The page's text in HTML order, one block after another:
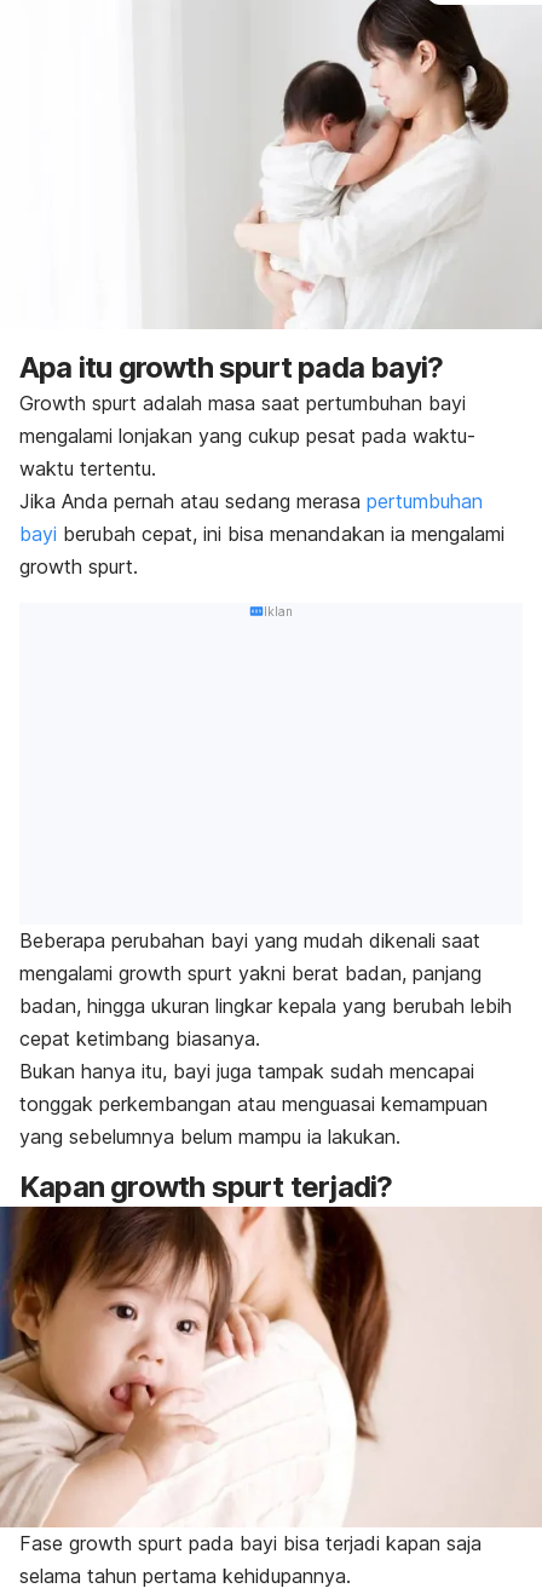
Apa itu growth spurtpada bayi?
Growth spurt adalah masa saat pertumbuhan bayi
mengalami lonjakan yang cukup pesat pada waktu-
waktu tertentu.
Jika Anda pernah atau sedang merasa pertumbuhan
bayi berubah cepat, ini bisa menandakan ia mengalami
growth spurt.
Iklan
Beberapa perubahan bayi yang mudah dikenali saat
mengalami growth spurt yakni berat badan, panjang
badan, hingga ukuran lingkar kepala yang berubah lebih
cepat ketimbang biasanya.
Bukan hanya itu, bayi juga tampak sudah mencapai
tonggak perkembangan atau menguasai kemampuan
yang sebelumnya belum mampu ia lakukan.
Kapan growth spurt terjadi?
Fase growth spurt pada bayi bisa terjadi kapan saja
selama tahun pertama kehidupannya.